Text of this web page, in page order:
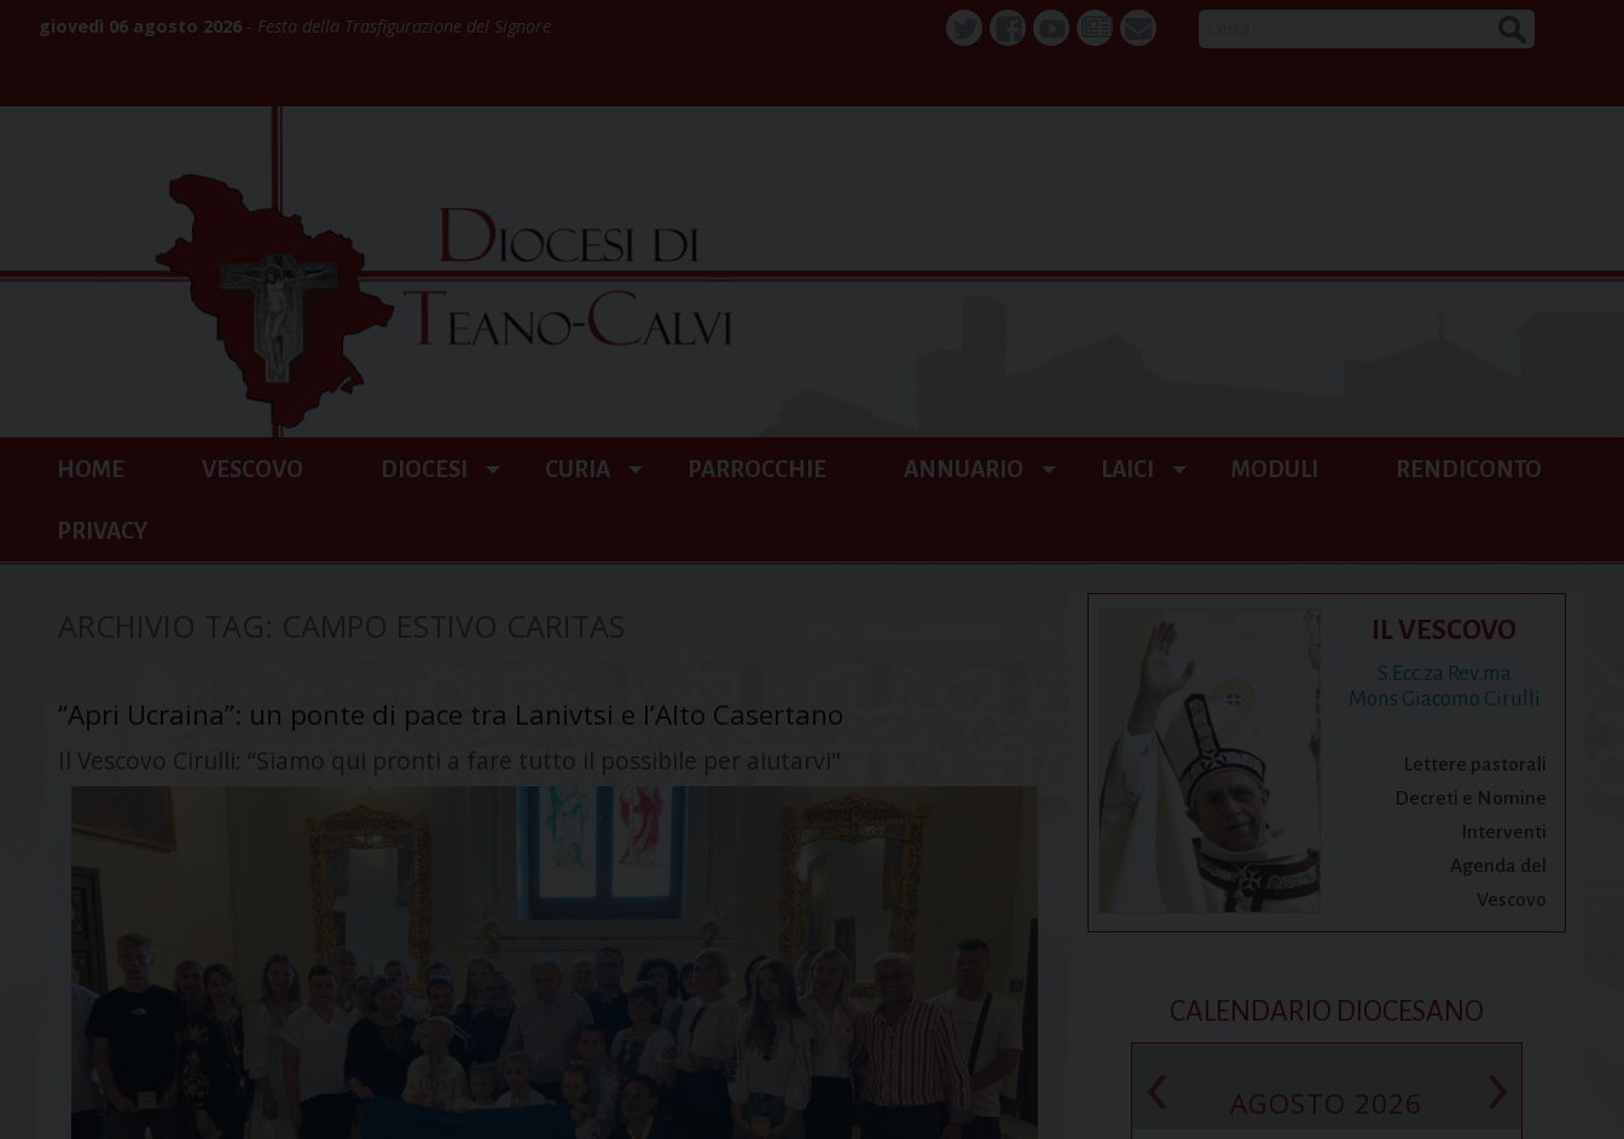
giovedì 06 agosto 2026 Festa della Trasfigurazione del Signore
HOME VESCOVO DIOCESI CURIA PARROCCHIE ANNUARIO LAICI MODULI RENDICONTO
PRIVACY
“Apri Ucraina”: un ponte di pace tra Lanivtsi e l’Alto Casertano
Il Vescovo Cirulli: “Siamo qui pronti a fare tutto il possibile per aiutarvi"
IL VESCOVO
S.Ecc.za Rev.ma
Mons Giacomo Cirulli
Lettere pastorali
Decreti e Nomine
Interventi
Agenda del
Vescovo
CALENDARIO DIOCESANO
‹ AGOSTO 2026 ›